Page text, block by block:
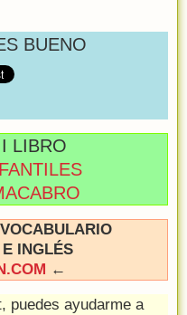
BUENO
LIBRO
INGLÉS
←
puedes ayudarme a